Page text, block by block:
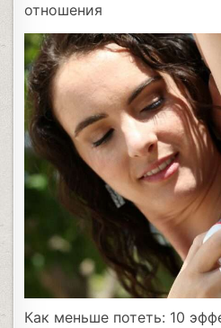
отношения
Как меньше потеть: 10